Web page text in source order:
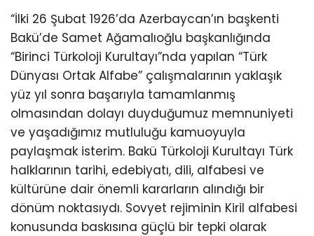
“İlki 26 Şubat 1926’da Azerbaycan’ın başkenti
Bakü’de Samet Ağamalıoğlu başkanlığında
“Birinci Türkoloji Kurultayı”nda yapılan “Türk
Dünyası Ortak Alfabe” çalışmalarının yaklaşık
yüz yıl sonra başarıyla tamamlanmış
olmasından dolayı duyduğumuz memnuniyeti
ve yaşadığımız mutluluğu kamuoyuyla
paylaşmak isterim. Bakü Türkoloji Kurultayı Türk
halklarının tarihi, edebiyatı, dili, alfabesi ve
kültürüne dair önemli kararların alındığı bir
dönüm noktasıydı. Sovyet rejiminin Kiril alfabesi
konusunda baskısına güçlü bir tepki olarak